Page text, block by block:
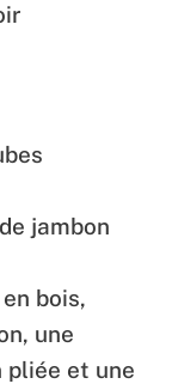
jambon
bois,
une
pliée et une